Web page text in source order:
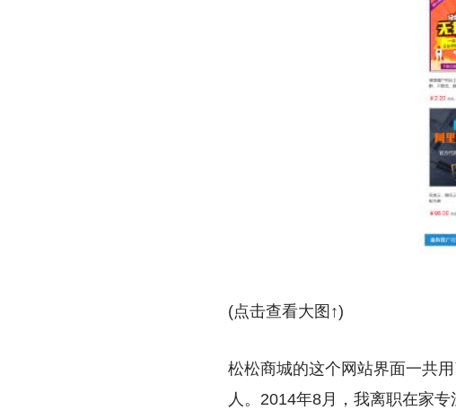
(点击查看大图↑)
松松商城的这个网站界面一共
人。2014年8月，我离职在家专